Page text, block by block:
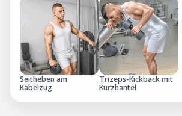
Seitheben am
Kabelzug
Trizeps-Kickback mit
Kurzhantel